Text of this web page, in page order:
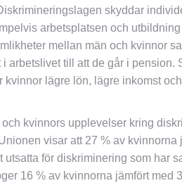
skyddar
arbetsplatsen och utbildning
mellan män och kvinnor
arbetslivet till att de går i pension.
lägre lön, lägre inkomst
kvinnors upplevelser kring
visar att 27 % av kvinnorna
för diskriminering som har
16 % av kvinnorna jämfört med